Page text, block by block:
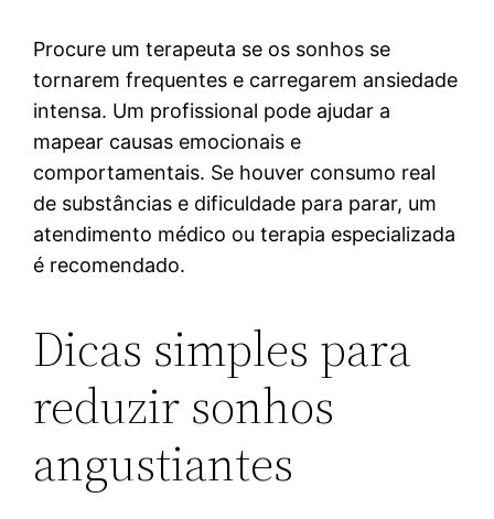
Procure um terapeuta se os sonhos se
tornarem frequentes e carregarem ansiedade
intensa. Um profissional pode ajudar a
mapear causas emocionais e
comportamentais. Se houver consumo real
de substâncias e dificuldade para parar, um
atendimento médico ou terapia especializada
é recomendado.
Dicas simples para
reduzir sonhos
angustiantes